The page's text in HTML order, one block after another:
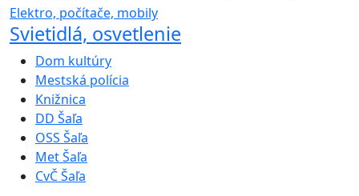
Elektro, počítače, mobily
Svietidlá, osvetlenie
Dom kultúry
Mestská polícia
Knižnica
DD Šaľa
OSS Šaľa
Met Šaľa
CvČ Šaľa